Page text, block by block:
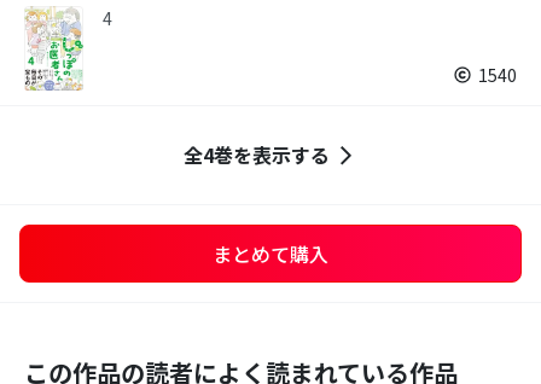
4
1540
全4巻を表示する
まとめて購入
この作品の読者によく読まれている作品